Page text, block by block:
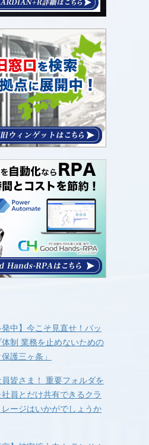
発中】今こそ見直せ！バッ
体制 業務を止めないための
保護三ヶ条」
皆さま！ 重要フォルダを
社員とだけ共有できるクラ
レージはいかがでしょうか